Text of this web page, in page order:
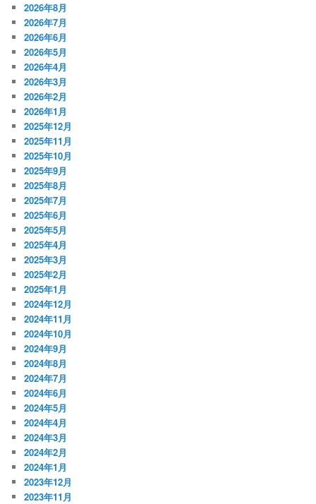
2026年8月
2026年7月
2026年6月
2026年5月
2026年4月
2026年3月
2026年2月
2026年1月
2025年12月
2025年11月
2025年10月
2025年9月
2025年8月
2025年7月
2025年6月
2025年5月
2025年4月
2025年3月
2025年2月
2025年1月
2024年12月
2024年11月
2024年10月
2024年9月
2024年8月
2024年7月
2024年6月
2024年5月
2024年4月
2024年3月
2024年2月
2024年1月
2023年12月
2023年11月